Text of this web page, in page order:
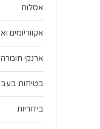
אסלות
אקווריומים
ארנקי
בטיחות
בידוריות